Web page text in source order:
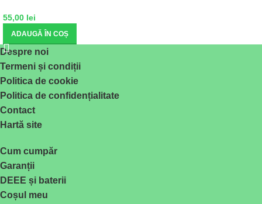
55,00 lei
ADAUGĂ ÎN COȘ
Despre noi
Termeni și condiții
Politica de cookie
Politica de confidențialitate
Contact
Hartă site
Cum cumpăr
Garanții
DEEE și baterii
Coșul meu